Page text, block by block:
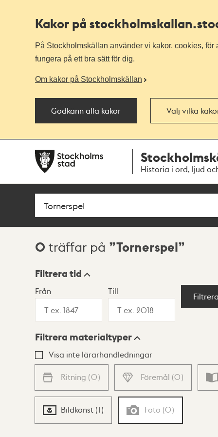
Kakor på stockholmskallan
På Stockholmskällan använder vi kakor, cookies,
fungera på ett bra sätt för dig.
Om kakor på Stockholmskällan
Godkänn alla kakor Välj vilka
navigationen
huvudinnehållet
Historia i ord, ljud
Sök
Sökresultat
0 träffar på Tornerspel
Visningsläge
Lista Karta
Filtrera tid
Från Till
Filtrera materialtyper
Visa inte lärarhandledningar
Ritning (0) Föremål (0)
Bildkonst (1) Foto (0)